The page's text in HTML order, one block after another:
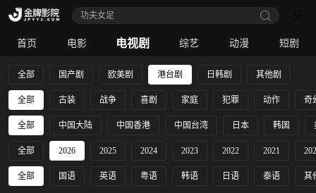
功夫女足
首页 电影 电视剧 综艺 动漫 短剧
全部 国产剧 欧美剧 港台剧 日韩剧 其他剧
全部 古装 战争 喜剧 家庭 犯罪 动作 奇
全部 中国大陆 中国香港 中国台湾 日本 韩国
全部 2026 2025 2024 2023 2022 2021
全部 国语 英语 粤语 韩语 日语 泰语 其